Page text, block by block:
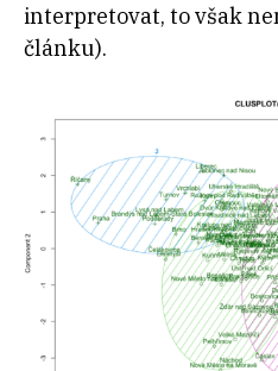
interpretovat, to však
článku).